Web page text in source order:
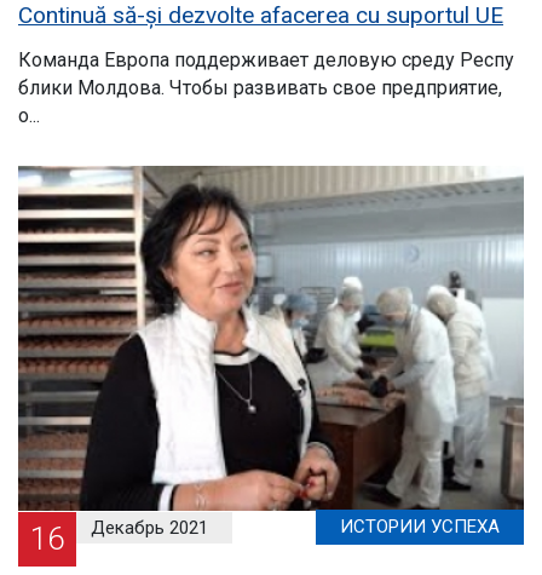
Continuă să-și dezvolte afacerea cu suportul UE
Команда Европа поддерживает деловую среду Респу
блики Молдова. Чтобы развивать свое предприятие,
о...
16 Декабрь 2021 ИСТОРИИ УСПЕХА